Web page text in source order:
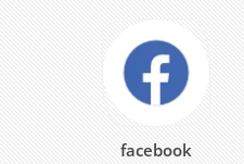
facebook